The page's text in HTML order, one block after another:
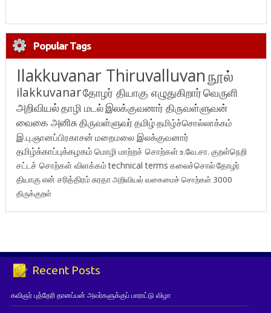
Popular Tags
Ilakkuvanar Thiruvalluvanநூல்
ilakkuvanarதோழர் தியாகு எழுதுகிறார்வெருளி
அறிவியல்தாழி மடல்இலக்குவனார் திருவள்ளுவன்
வைகை அனிசுதிருவள்ளுவர்தமிழ்தமிழ்ச்சொல்லாக்கம்
இ.பு.ஞானப்பிரகாசன் மறைமலை இலக்குவனார்
தமிழ்க்காப்புக்கழகம் மொழி மாற்றச் சொற்கள்உ.வே.சா. குறள்நெறி
சட்டச் சொற்கள் விளக்கம்technical terms கலைச்சொல்தோழர்
தியாகுஎன் சரித்திரம்சுரதாஅறிவியல் வகைமைச் சொற்கள் 3000
திருக்குறள்
Recent Posts
கவிஞர் புத்தேரி தானப்பன் அவர்களுக்குப் பாராட்டு விழா